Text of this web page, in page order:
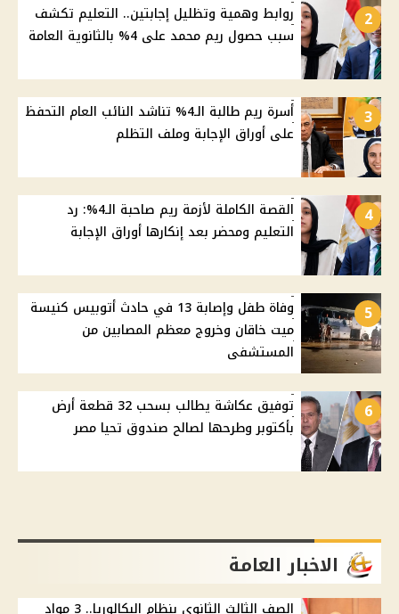
2
روابط وهمية وتظليل إجابتين.. التعليم تكشف
سبب حصول ريم محمد على 4% بالثانوية العامة
3
أسرة ريم طالبة الـ4% تناشد النائب العام التحفظ
على أوراق الإجابة وملف التظلم
4
القصة الكاملة لأزمة ريم صاحبة الـ4%: رد
التعليم ومحضر بعد إنكارها أوراق الإجابة
5
وفاة طفل وإصابة 13 في حادث أتوبيس كنيسة
ميت خاقان وخروج معظم المصابين من
المستشفى
6
توفيق عكاشة يطالب بسحب 32 قطعة أرض
بأكتوبر وطرحها لصالح صندوق تحيا مصر
الاخبار العامة
الصف الثالث الثانوي بنظام البكالوريا.. 3 مواد